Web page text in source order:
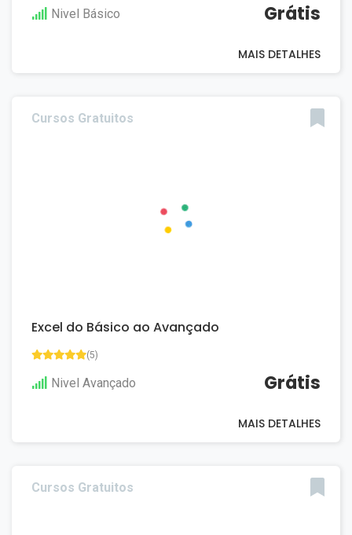
Nivel Básico Grátis
MAIS DETALHES
Cursos Gratuitos
Excel do Básico ao Avançado
(5)
Nivel Avançado Grátis
MAIS DETALHES
Cursos Gratuitos